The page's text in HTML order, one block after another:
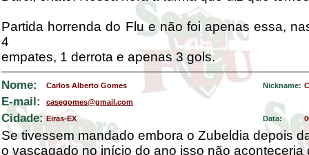
Partida horrenda do Flu e não foi apenas essa,
4
empates, 1 derrota e apenas 3 gols.
Nome: Carlos Alberto Gomes Nickname:
E-mail: casegomes@gmail.com
Cidade: Eiras-EX Data:
Se tivessem mandado embora o Zubeldia depois
o vascagado no início do ano isso não aconteceria